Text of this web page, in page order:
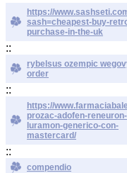
https://
sash=cheapest-buy-
purchase-in-the-uk
::
rybelsus ozempic
order
::
https://
prozac-adofen-reneuron-
luramon-generico-con-
mastercard/
::
compendio